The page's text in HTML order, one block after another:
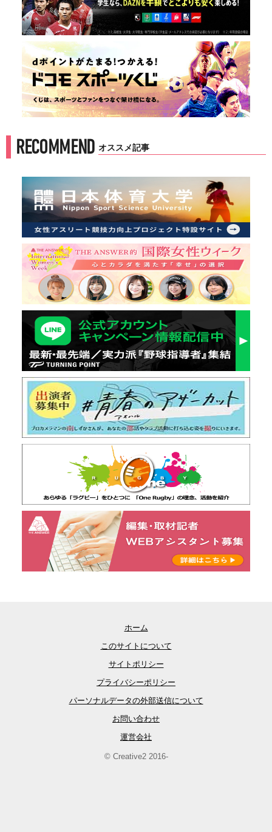
RECOMMEND オススメ記事
ホーム
このサイトについて
サイトポリシー
プライバシーポリシー
パーソナルデータの外部送信について
お問い合わせ
運営会社
© Creative2 2016-